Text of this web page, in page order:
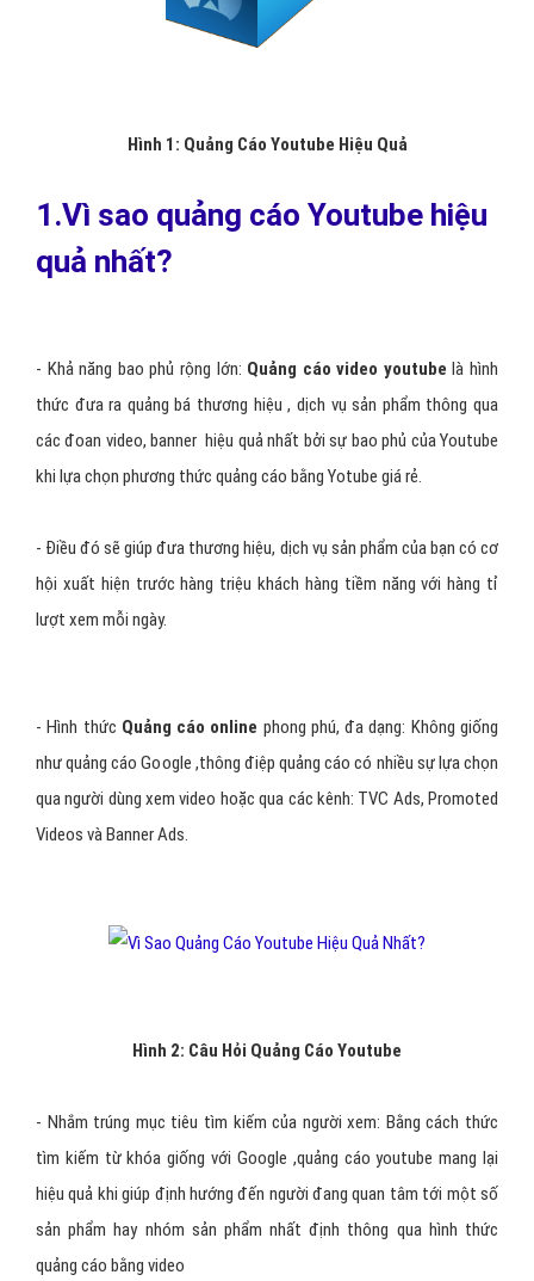
Hình 1: Quảng Cáo Youtube Hiệu Quả
1.Vì sao quảng cáo Youtube hiệu
quả nhất?
- Khả năng bao phủ rộng lớn: Quảng cáo video youtubelà hình
thức đưa ra quảng bá thương hiệu , dịch vụ sản phẩm thông qua
các đoan video, banner hiệu quả nhất bởi sự bao phủ của Youtube
khi lựa chọn phương thức quảng cáo bằng Yotube giá rẻ.
- Điều đó sẽ giúp đưa thương hiệu, dịch vụ sản phẩm của bạn có cơ
hội xuất hiện trước hàng triệu khách hàng tiềm năng với hàng tỉ
lượt xem mỗi ngày.
- Hình thức Quảng cáo online phong phú, đa dạng: Không giống
như quảng cáo Google ,thông điệp quảng cáo có nhiều sự lựa chọn
qua người dùng xem video hoặc qua các kênh: TVC Ads, Promoted
Videos và Banner Ads.
Hình 2: Câu Hỏi Quảng Cáo Youtube
- Nhắm trúng mục tiêu tìm kiếm của người xem: Bằng cách thức
tìm kiếm từ khóa giống với Google ,quảng cáo youtube mang lại
hiệu quả khi giúp định hướng đến người đang quan tâm tới một số
sản phẩm hay nhóm sản phẩm nhất định thông qua hình thức
quảng cáo bằng video